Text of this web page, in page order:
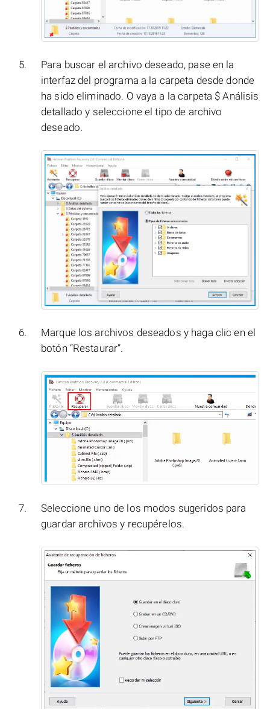
Para buscar el archivo deseado, pase en la
interfaz del programa a la carpeta desde donde
ha sido eliminado. O vaya a la carpeta $ Análisis
detallado y seleccione el tipo de archivo
deseado.
Marque los archivos deseados y haga clic en el
botón “Restaurar”.
Seleccione uno de los modos sugeridos para
guardar archivos y recupérelos.